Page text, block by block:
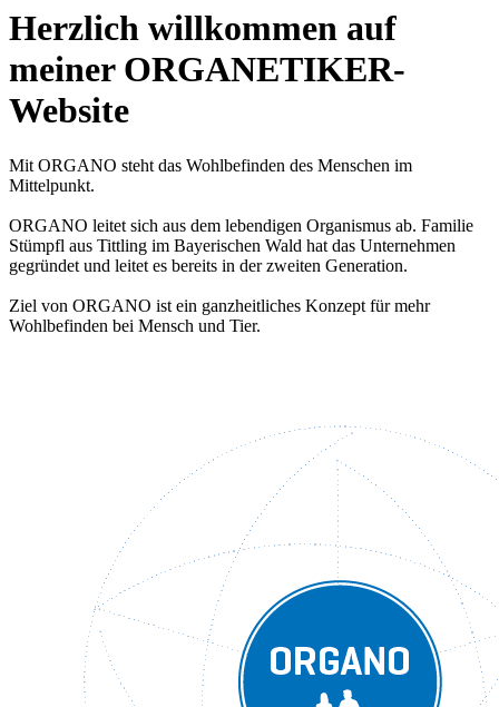
Herzlich willkommen auf
meiner ORGANETIKER-
Website
Mit ORGANO steht das Wohlbefinden des Menschen im
Mittelpunkt.
ORGANO leitet sich aus dem lebendigen Organismus ab. Familie
Stümpfl aus Tittling im Bayerischen Wald hat das Unternehmen
gegründet und leitet es bereits in der zweiten Generation.
Ziel von ORGANO ist ein ganzheitliches Konzept für mehr
Wohlbefinden bei Mensch und Tier.